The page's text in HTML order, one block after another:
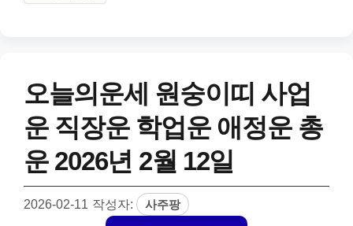
오늘의운세 원숭이띠 사업
운 직장운 학업운 애정운 총
운 2026년 2월 12일
2026-02-11 작성자: 사주팡